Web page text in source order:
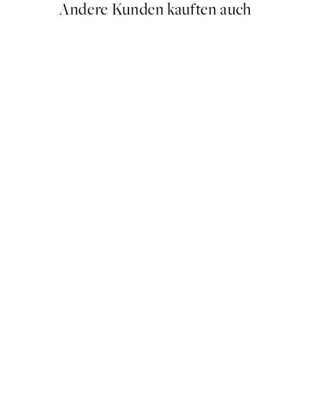
Andere Kunden kauften auch